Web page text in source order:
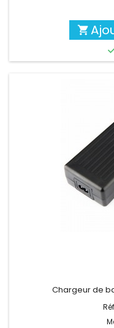

Chargeur de